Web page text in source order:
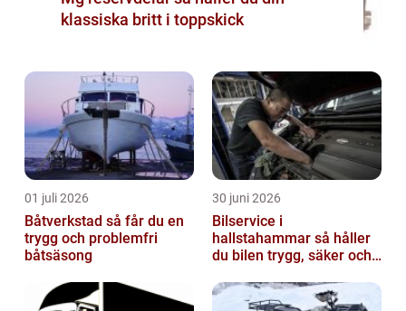
klassiska britt i toppskick
01 juli 2026
Båtverkstad så får du en
trygg och problemfri
båtsäsong
30 juni 2026
Bilservice i
hallstahammar så håller
du bilen trygg, säker och